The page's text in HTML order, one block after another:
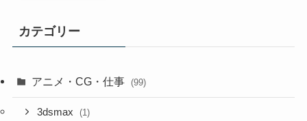
カテゴリー
アニメ・CG・仕事 (99)
3dsmax (1)